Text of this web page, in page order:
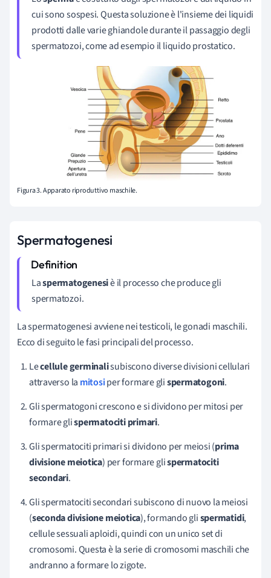
cui sono sospesi. Questa soluzione è l'insieme dei liquidi
prodotti dalle varie ghiandole durante il passaggio degli
spermatozoi, come ad esempio il liquido prostatico.
Figura 3. Apparato riproduttivo maschile.
Spermatogenesi
Laspermatogenesiè il processo che produce gli
spermatozoi.
La spermatogenesi avviene nei testicoli, le gonadi maschili.
Ecco di seguito le fasi principali del processo.
Lecellule germinalisubiscono diverse divisioni cellulari
attraverso la mitosiper formare glispermatogoni.
Gli spermatogoni crescono e si dividono per mitosi per
formare glispermatociti primari.
Gli spermatociti primari si dividono per meiosi (prima
divisione meiotica) per formare glispermatociti
secondari.
Gli spermatociti secondari subiscono di nuovo la meiosi
(secondadivisione meiotica), formando glispermatidi,
cellule sessuali aploidi, quindi con un unico set di
cromosomi.Questa è la serie di cromosomi maschili che
andranno a formare lo zigote.